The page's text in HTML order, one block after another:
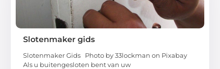
Slotenmaker gids
Slotenmaker Gids Photo by 33lockman on Pixabay ‍
Als u buitengesloten bent van uw